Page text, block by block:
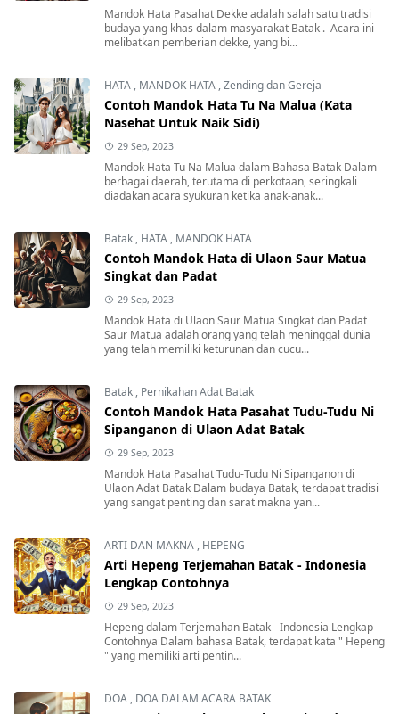
Mandok Hata Pasahat Dekke adalah salah satu tradisi
budaya yang khas dalam masyarakat Batak . Acara ini
melibatkan pemberian dekke, yang bi...
HATA , MANDOK HATA ,Zending dan Gereja
Contoh Mandok Hata Tu Na Malua (Kata
Nasehat Untuk Naik Sidi)
29 Sep, 2023
Mandok Hata Tu Na Malua dalam Bahasa Batak Dalam
berbagai daerah, terutama di perkotaan, seringkali
diadakan acara syukuran ketika anak-anak...
Batak , HATA , MANDOK HATA
Contoh Mandok Hata di Ulaon Saur Matua
Singkat dan Padat
29 Sep, 2023
Mandok Hata di Ulaon Saur Matua Singkat dan Padat
Saur Matua adalah orang yang telah meninggal dunia
yang telah memiliki keturunan dan cucu...
Batak , Pernikahan Adat Batak
Contoh Mandok Hata Pasahat Tudu-Tudu Ni
Sipanganon di Ulaon Adat Batak
29 Sep, 2023
Mandok Hata Pasahat Tudu-Tudu Ni Sipanganon di
Ulaon Adat Batak Dalam budaya Batak, terdapat tradisi
yang sangat penting dan sarat makna yan...
ARTI DAN MAKNA , HEPENG
Arti Hepeng Terjemahan Batak - Indonesia
Lengkap Contohnya
29 Sep, 2023
Hepeng dalam Terjemahan Batak - Indonesia Lengkap
Contohnya Dalam bahasa Batak, terdapat kata " Hepeng
" yang memiliki arti pentin...
DOA , DOA DALAM ACARA BATAK